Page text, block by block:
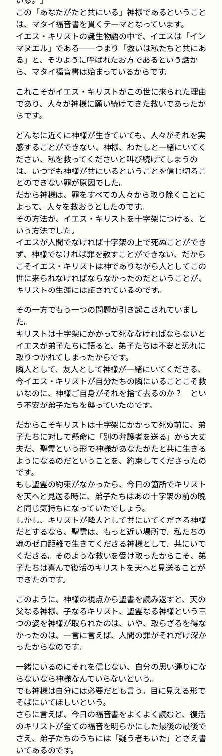
この「あなたがたと共にいる」神様であるということ
は、マタイ福音書を貫くテーマとなっています。
イエス・キリストの誕生物語の中で、イエスは「イン
マヌエル」である──つまり「救いは私たちと共にあ
る」と、そのように呼ばれたお方であるという話か
ら、マタイ福音書は始まっているからです。
これこそがイエス・キリストがこの世に来られた理由
であり、人々が神様に願い続けてきた救いであったか
らです。
どんなに近くに神様が生きていても、人々がそれを実
感することができない、神様、わたしと一緒にいてく
ださい、私を救ってくださいと叫び続けてしまうの
は、いつでも神様が共にいるということを信じ切るこ
とのできない罪が原因でした。
だから神様は、罪をすべての人々から取り除くことに
よって、人々を救おうとしたのです。
その方法が、イエス・キリストを十字架につける、と
いう方法でした。
イエスが人間でなければ十字架の上で死ぬことができ
ず、神様でなければ罪を赦すことができない、だから
こそイエス・キリストは神でありながら人としてこの
世に来られなければならなかったのだということが、
キリストの生涯には証されているのです。
その一方でもう一つの問題が引き起こされていまし
た。
キリストは十字架にかかって死ななければならないと
イエスが弟子たちに語ると、弟子たちは不安と恐れに
取りつかれてしまったからです。
隣人として、友人として神様が一緒にいてくださる、
今イエス・キリストが自分たちの隣にいることこそ救
いなのに、神様ご自身がそれを捨て去るのか？ とい
う不安が弟子たちを襲っていたのです。
だからこそキリストは十字架にかかって死ぬ前に、弟
子たちに対して懸命に「別の弁護者を送る」から大丈
夫だ、聖霊という形で神様があなたがたと共に生きる
ようになるのだということを、約束してくださったの
です。
もし聖霊の約束がなかったら、今日の箇所でキリスト
を天へと見送る時に、弟子たちはあの十字架の前の晩
と同じ気持ちになっていたでしょう。
しかし、キリストが隣人として共にいてくださる神様
だとするなら、聖霊は、もっと近い場所で、私たちの
魂のゼロ距離で生きてくださる神様として、共にいて
くださる。そのような救いを受け取ったからこそ、弟
子たちは喜んで復活のキリストを天へと見送ることが
できたのです。
このように、神様の視点から聖書を読み返すと、天の
父なる神様、子なるキリスト、聖霊なる神様という三
つの姿を神様が取られたのは、いや、取らざるを得な
かったのは、一言に言えば、人間の罪がそれだけ深か
ったからなのです。
一緒にいるのにそれを信じない、自分の思い通りにな
らないなら神様なんていらないという。
でも神様は自分には必要だとも言う。目に見える形で
そばにいてほしいという。
さらに言えば、今日の福音書をよくよく読むと、復活
のキリストが全ての福音を明らかにした最後の最後で
さえ、弟子たちのうちには「疑う者もいた」とさえ書
いてあるのです。